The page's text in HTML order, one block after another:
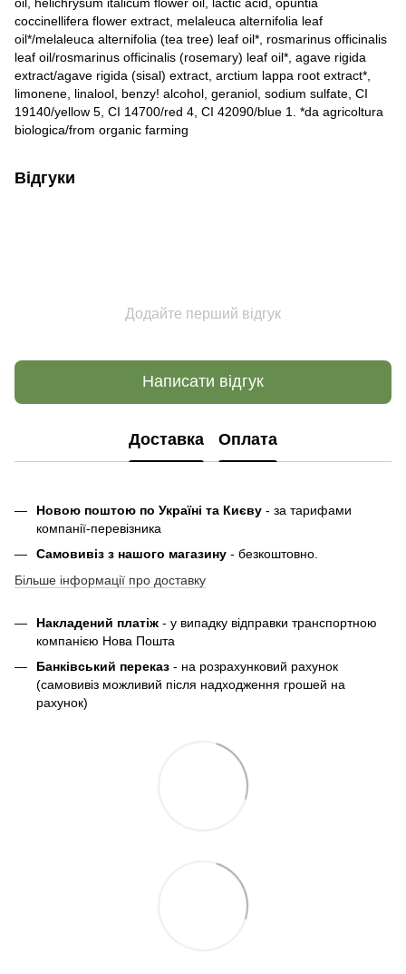
coccinellifera flower extract, melaleuca alternifolia leaf
oil*/melaleuca alternifolia (tea tree) leaf oil*, rosmarinus officinalis
leaf oil/rosmarinus officinalis (rosemary) leaf oil*, agave rigida
extract/agave rigida (sisal) extract, arctium lappa root extract*,
limonene, linalool, benzy! alcohol, geraniol, sodium sulfate, CI
19140/yellow 5, CI 14700/red 4, CI 42090/blue 1. *da agricoltura
biologica/from organic farming
Відгуки
Додайте перший відгук
Написати відгук
Доставка Оплата
Новою поштою по Україні та Києву - за тарифами
компанії-перевізника
Самовивіз з нашого магазину - безкоштовно.
Більше інформації про доставку
Накладений платіж - у випадку відправки транспортною
компанією Нова Пошта
Банківський переказ - на розрахунковий рахунок
(самовивіз можливий після надходження грошей на
рахунок)